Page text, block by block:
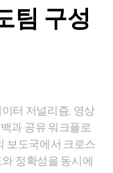
팀 구성
터 저널리즘, 영상
과 공유 워크플로
보도국에서 크로스
정확성을 동시에